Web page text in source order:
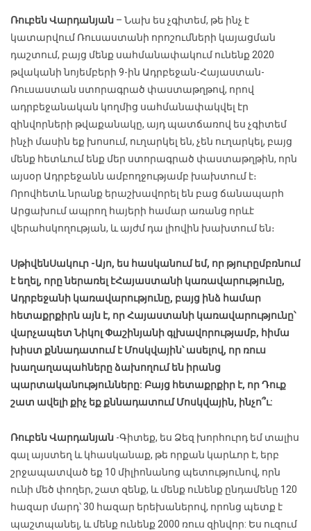
Ռուբեն Վարդանյան – Նախ ես չգիտեմ, թե ինչ է
կատարվում Ռուսաստանի որոշումների կայացման
դաշտում, բայց մենք սահմանափակում ունենք 2020
թվականի նոյեմբերի 9-ին Ադրբեջան-Հայաստան-
Ռուսաստան ստորագրած փաստաթղթով, որով
ադրբեջանական կողմից սահմանափակվել էր
զինվորների թվաքանակը, այդ պատճառով ես չգիտեմ
ինչի մասին եք խոսում, ուղարկել են, չեն ուղարկել, բայց
մենք հետևում ենք մեր ստորագրած փաստաթղթին, որն
այսօր Ադրբեջանն ամբողջությամբ խախտում է։
Որովհետև նրանք երաշխավորել են բաց ճանապարհ
Արցախում ապրող հայերի համար առանց որևէ
վերահսկողության, և այժմ դա լիովին խախտում են։
ՍթիվենՍակուր -Այո, ես հասկանում եմ, որ թյուրըմբռնում
է եղել, որը ներառել էՀայաստանի կառավարությունը,
Ադրբեջանի կառավարությունը, բայց ինձ համար
հետաքրքիրն այն է, որ Հայաստանի կառավարությունը՝
վարչապետ Նիկոլ Փաշինյանի գլխավորությամբ, հիմա
խիստ քննադատում է Մոսկվային՝ ասելով, որ ռուս
խաղաղապահները ձախողում են իրանց
պարտականությունները: Բայց հետաքրքիր է, որ Դուք
շատ ավելի քիչ եք քննադատում Մոսկվային, ինչո՞ւ:
Ռուբեն Վարդանյան -Գիտեք, ես Ձեզ խորհուրդ եմ տալիս
գալ այստեղ և կհասկանաք, թե որքան կարևոր է, երբ
շրջապատված եք 10 միլիոնանոց պետությունով, որն
ունի մեծ փողեր, շատ զենք, և մենք ունենք ընդամենը 120
հազար մարդ՝ 30 հազար երեխաներով, որոնց պետք է
պաշտպանել, և մենք ունենք 2000 ռուս զինվոր: Ես ուզում